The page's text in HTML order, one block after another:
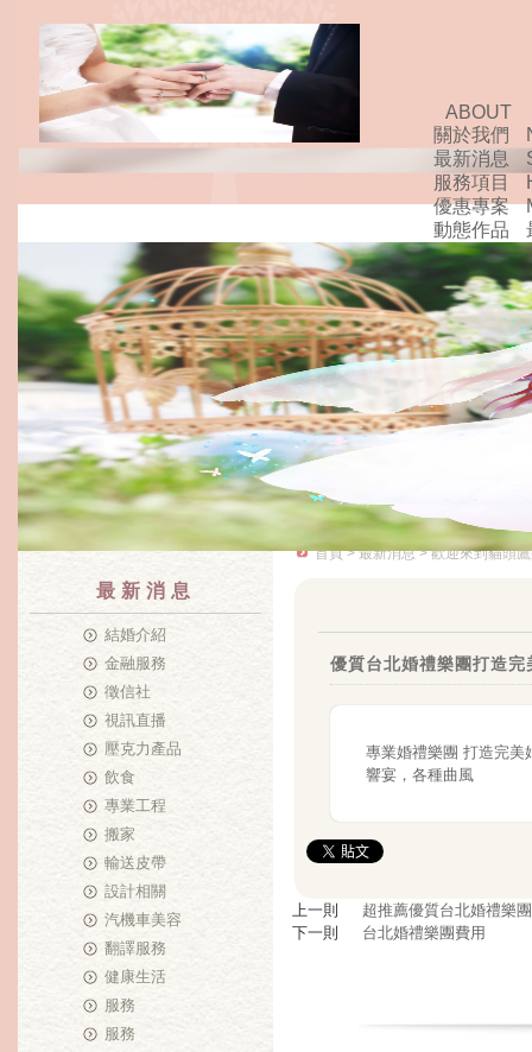
ABOUT
關於我們
最新消息
服務項目
優惠專案
動態作品
最新消息
結婚介紹
金融服務
徵信社
視訊直播
壓克力產品
飲食
專業工程
搬家
輸送皮帶
設計相關
汽機車美容
翻譯服務
健康生活
服務
服務
首頁>最新消息> 歡迎來到貓頭
優質台北婚禮樂團打造完
專業婚禮樂團 打造完美
響宴，各種曲風
上一則
超推薦優質台北婚禮樂
下一則
台北婚禮樂團費用